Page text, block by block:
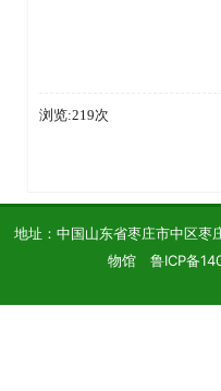
浏览:219次
地址：中国山东省枣庄市中区
物馆 鲁ICP备